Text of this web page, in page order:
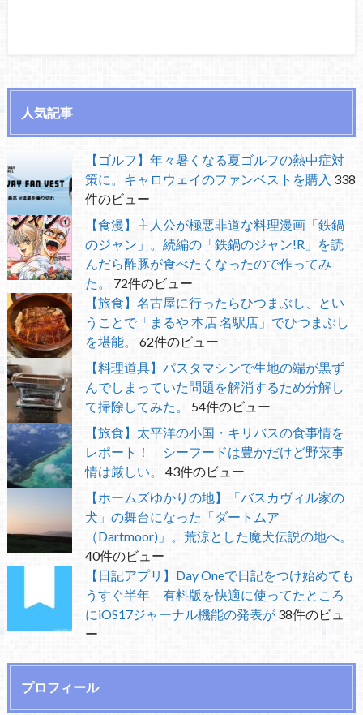
人気記事
【ゴルフ】年々暑くなる夏ゴルフの熱中症対
策に。キャロウェイのファンベストを購入 338
件のビュー
【食漫】主人公が極悪非道な料理漫画「鉄鍋
のジャン」。続編の「鉄鍋のジャン!R」を読
んだら酢豚が食べたくなったので作ってみ
た。
72件のビュー
【旅食】名古屋に行ったらひつまぶし、とい
うことで「まるや 本店 名駅店」でひつまぶし
を堪能。
62件のビュー
【料理道具】パスタマシンで生地の端が黒ず
んでしまっていた問題を解消するため分解し
て掃除してみた。
54件のビュー
【旅食】太平洋の小国・キリバスの食事情を
レポート！ シーフードは豊かだけど野菜事
情は厳しい。
43件のビュー
【ホームズゆかりの地】「バスカヴィル家の
犬」の舞台になった「ダートムア
（Dartmoor)」。荒涼とした魔犬伝説の地へ。
40件のビュー
【日記アプリ】Day Oneで日記をつけ始めても
うすぐ半年 有料版を快適に使ってたところ
にiOS17ジャーナル機能の発表が 38件のビュ
ー
プロフィール